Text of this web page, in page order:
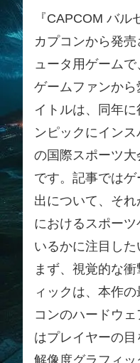
『CAPCOM バル
カプコンから発
ュータ用ゲーム
ゲームファンか
イトルは、同年
ンピックにイン
の国際スポーツ
です。記事では
出について、そ
におけるスポー
いるかに注目した
まず、視覚的な
ィックは、本作
コンのハードウ
はプレイヤーの
解像度グラフィ